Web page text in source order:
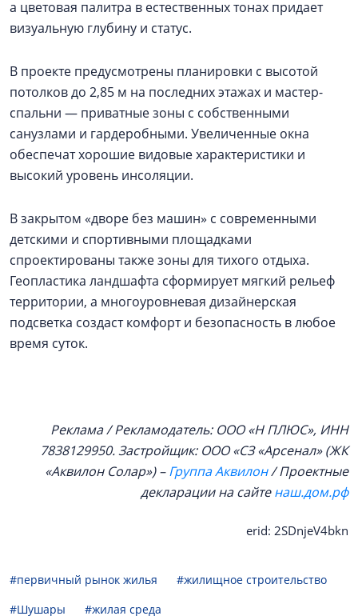
а цветовая палитра в естественных тонах придает
визуальную глубину и статус.
В проекте предусмотрены планировки с высотой
потолков до 2,85 м на последних этажах и мастер-
спальни — приватные зоны с собственными
санузлами и гардеробными. Увеличенные окна
обеспечат хорошие видовые характеристики и
высокий уровень инсоляции.
В закрытом «дворе без машин» с современными
детскими и спортивными площадками
спроектированы также зоны для тихого отдыха.
Геопластика ландшафта сформирует мягкий рельеф
территории, а многоуровневая дизайнерская
подсветка создаст комфорт и безопасность в любое
время суток.
Реклама / Рекламодатель: ООО «Н ПЛЮС», ИНН
7838129950. Застройщик: ООО «СЗ «Арсенал» (ЖК
«Аквилон Солар») –Группа Аквилон/ Проектные
декларации на сайтенаш.дом.рф
erid: 2SDnjeV4bkn
#первичный рынок жилья
#жилищное строительство
#Шушары
#жилая среда